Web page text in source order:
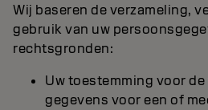
Wij baseren de verzameling,
gebruik van uw
rechtsgronden:
Uw toestemming voor
gegevens voor een of